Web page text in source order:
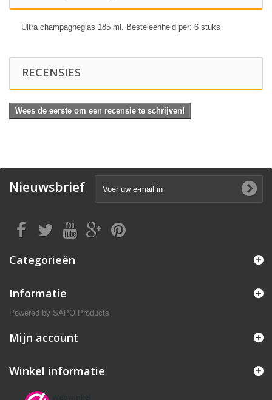
Ultra champagneglas 185 ml. Besteleenheid per: 6 stuks
RECENSIES
Wees de eerste om een recensie te schrijven!
Nieuwsbrief
Categorieën
Informatie
Powered by SAPO Products
Mijn account
Winkel informatie